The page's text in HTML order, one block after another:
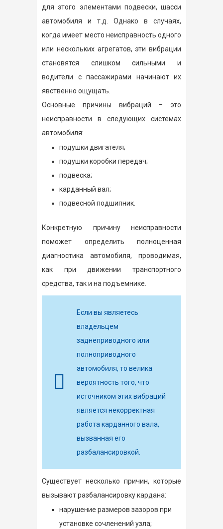
для этого элементами подвески, шасси
автомобиля и т.д. Однако в случаях,
когда имеет место неисправность одного
или нескольких агрегатов, эти вибрации
становятся слишком сильными и
водители с пассажирами начинают их
явственно ощущать.
Основные причины вибраций – это
неисправности в следующих системах
автомобиля:
подушки двигателя;
подушки коробки передач;
подвеска;
карданный вал;
подвесной подшипник.
Конкретную причину неисправности
поможет определить полноценная
диагностика автомобиля, проводимая,
как при движении транспортного
средства, так и на подъемнике.
Если вы являетесь
владельцем
заднеприводного или
полноприводного
автомобиля, то велика
вероятность того, что
источником этих вибраций
является некорректная
работа карданного вала,
вызванная его
разбалансировкой.
Существует несколько причин, которые
вызывают разбалансировку кардана:
нарушение размеров зазоров при
установке сочленений узла;